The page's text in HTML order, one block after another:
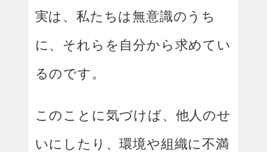
実は、私たちは無意識のうち
に、それらを自分から求めてい
るのです。
このことに気づけば、他人のせ
いにしたり、環境や組織に不満